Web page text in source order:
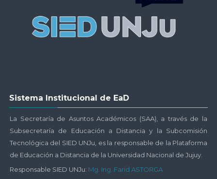
Institucional
EaD
Sistema Institucional de EaD
La Secretaría de Asuntos Académicos (SAA), a través de la
Subsecretaría de Educación a Distancia y la Subcomisión
Tecnológica del SIED UNJu, es la responsable de la Plataforma
de Educación a Distancia de la Universidad Nacional de Jujuy.
Responsable SIED UNJu: Mg. Ing. Farid ASTORGA